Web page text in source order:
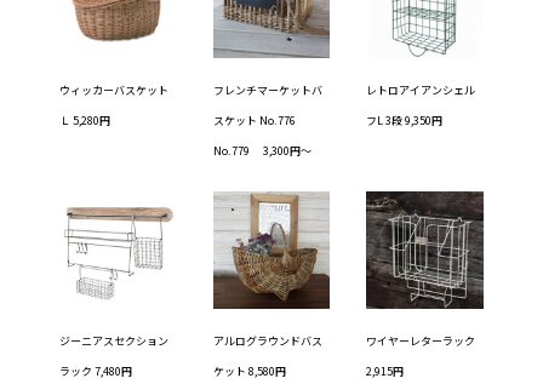
ウィッカーバスケット
Ｌ 5,280円
フレンチマーケットバ
スケット No.776
No.779 3,300円〜
レトロアイアンシェル
フL 3段 9,350円
ジーニアスセクション
ラック 7,480円
アルログラウンドバス
ケット 8,580円
ワイヤーレターラック
2,915円